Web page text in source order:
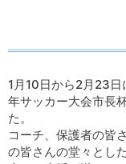
1月10日から2月23日
年サッカー大会市長
た。
コーチ、保護者の皆
の皆さんの堂々とし